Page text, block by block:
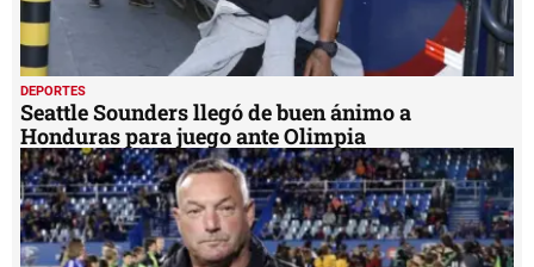
DEPORTES
Seattle Sounders llegó de buen ánimo a
Honduras para juego ante Olimpia